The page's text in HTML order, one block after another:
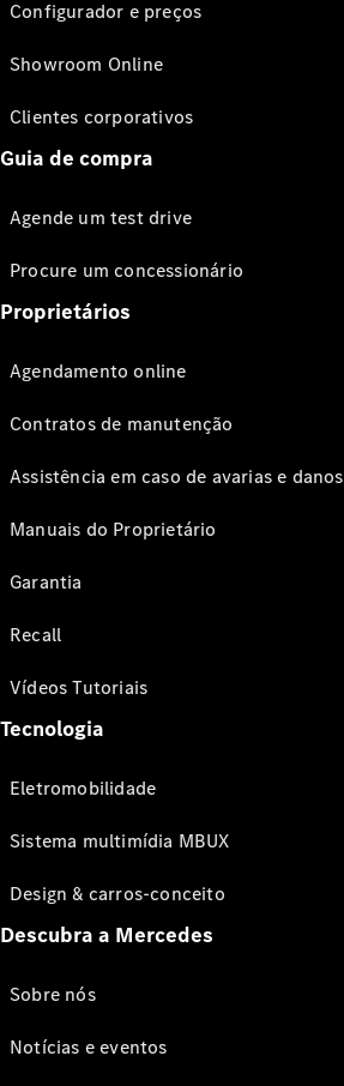
Configurador e preços
Showroom Online
Clientes corporativos
Guia de compra
Agende um test drive
Procure um concessionário
Proprietários
Agendamento online
Contratos de manutenção
Assistência em caso de avarias e danos
Manuais do Proprietário
Garantia
Recall
Vídeos Tutoriais
Tecnologia
Eletromobilidade
Sistema multimídia MBUX
Design & carros-conceito
Descubra a Mercedes
Sobre nós
Notícias e eventos